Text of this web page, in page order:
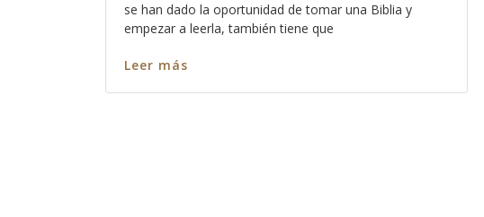
se han dado la oportunidad de tomar una Biblia y
empezar a leerla, también tiene que
Leer más